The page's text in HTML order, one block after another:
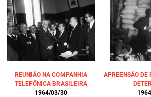
REUNIÃO NA COMPANHIA
TELEFÔNICA BRASILEIRA
1964/03/30
APREENSÃO DE